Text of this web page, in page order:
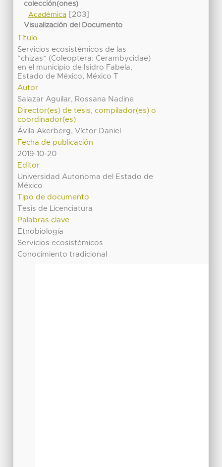
colección(ones)
Académica[203]
Visualización del Documento
Título
Servicios ecosistémicos de las
“chizas” (Coleoptera: Cerambycidae)
en el municipio de Isidro Fabela,
Estado de México, México T
Autor
Salazar Aguilar, Rossana Nadine
Director(es) de tesis, compilador(es) o
coordinador(es)
Ávila Akerberg, Víctor Daniel
Fecha de publicación
2019-10-20
Editor
Universidad Autonoma del Estado de
México
Tipo de documento
Tesis de Licenciatura
Palabras clave
Etnobiología
Servicios ecosistémicos
Conocimiento tradicional